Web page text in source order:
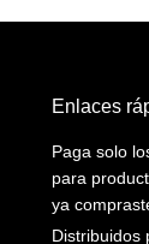
Enlaces
Paga solo
para
ya
Distribuidos